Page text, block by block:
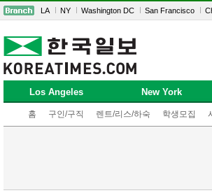
LA NY Washington DC San Francisco
Los Angeles New York
홈 구인/구직 렌트/리스/하숙 학생모집